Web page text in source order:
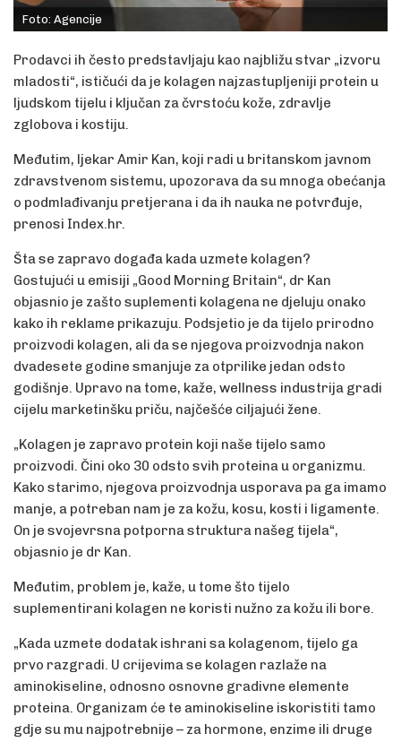
Foto: Agencije
Prodavci ih često predstavljaju kao najbližu stvar „izvoru
mladosti“, ističući da je kolagen najzastupljeniji protein u
ljudskom tijelu i ključan za čvrstoću kože, zdravlje
zglobova i kostiju.
Međutim, ljekar Amir Kan, koji radi u britanskom javnom
zdravstvenom sistemu, upozorava da su mnoga obećanja
o podmlađivanju pretjerana i da ih nauka ne potvrđuje,
prenosi Index.hr.
Šta se zapravo događa kada uzmete kolagen?
Gostujući u emisiji „Good Morning Britain“, dr Kan
objasnio je zašto suplementi kolagena ne djeluju onako
kako ih reklame prikazuju. Podsjetio je da tijelo prirodno
proizvodi kolagen, ali da se njegova proizvodnja nakon
dvadesete godine smanjuje za otprilike jedan odsto
godišnje. Upravo na tome, kaže, wellness industrija gradi
cijelu marketinšku priču, najčešće ciljajući žene.
„Kolagen je zapravo protein koji naše tijelo samo
proizvodi. Čini oko 30 odsto svih proteina u organizmu.
Kako starimo, njegova proizvodnja usporava pa ga imamo
manje, a potreban nam je za kožu, kosu, kosti i ligamente.
On je svojevrsna potporna struktura našeg tijela“,
objasnio je dr Kan.
Međutim, problem je, kaže, u tome što tijelo
suplementirani kolagen ne koristi nužno za kožu ili bore.
„Kada uzmete dodatak ishrani sa kolagenom, tijelo ga
prvo razgradi. U crijevima se kolagen razlaže na
aminokiseline, odnosno osnovne gradivne elemente
proteina. Organizam će te aminokiseline iskoristiti tamo
gdje su mu najpotrebnije – za hormone, enzime ili druge